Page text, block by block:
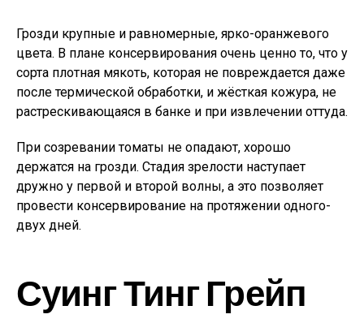
Грозди крупные и равномерные, ярко-оранжевого
цвета. В плане консервирования очень ценно то, что у
сорта плотная мякоть, которая не повреждается даже
после термической обработки, и жёсткая кожура, не
растрескивающаяся в банке и при извлечении оттуда.
При созревании томаты не опадают, хорошо
держатся на грозди. Стадия зрелости наступает
дружно у первой и второй волны, а это позволяет
провести консервирование на протяжении одного-
двух дней.
Суинг Тинг Грейп